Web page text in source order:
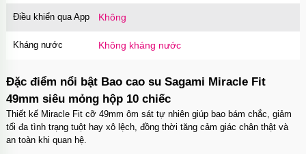
Điều khiển qua App Không
Kháng nước Không kháng nước
Đặc điểm nổi bật Bao cao su Sagami Miracle Fit
49mm siêu mỏng hộp 10 chiếc
Thiết kế Miracle Fit cỡ 49mm ôm sát tự nhiên giúp bao bám chắc, giảm
tối đa tình trạng tuột hay xô lệch, đồng thời tăng cảm giác chân thật và
an toàn khi quan hệ.